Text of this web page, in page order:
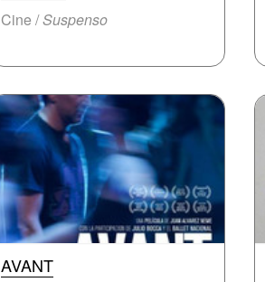
Cine /Suspenso
AVANT